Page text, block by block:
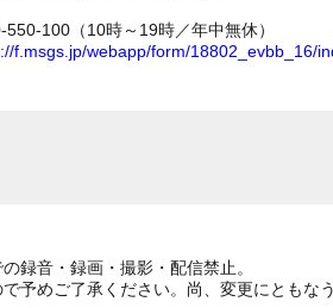
100（10時～19時／年中無休）
f.msgs.jp/webapp/form/18802_evbb_16/
録音・録画・撮影・配信禁止。
予めご了承ください。尚、変更にともな